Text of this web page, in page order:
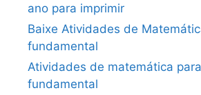
ano para imprimir
Baixe Atividades de
fundamental
Atividades de matemática
fundamental